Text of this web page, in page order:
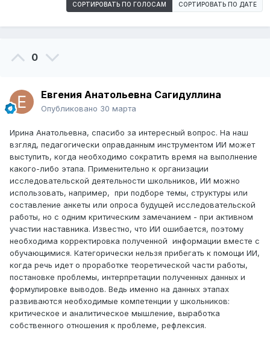
СОРТИРОВАТЬ ПО ГОЛОСАМ СОРТИРОВАТЬ ПО ДАТЕ
0
Евгения Анатольевна Сагидуллина
Опубликовано 30 марта
Ирина Анатольевна, спасибо за интересный вопрос. На наш
взгляд, педагогически оправданным инструментом ИИ может
выступить, когда необходимо сократить время на выполнение
какого-либо этапа. Применительно к организации
исследовательской деятельности школьников, ИИ можно
использовать, например, при подборе темы, структуры или
составление анкеты или опроса будущей исследовательской
работы, но с одним критическим замечанием - при активном
участии наставника. Известно, что ИИ ошибается, поэтому
необходима корректировка полученной информации вместе с
обучающимися. Категорически нельзя прибегать к помощи ИИ,
когда речь идет о проработке теоретической части работы,
постановке проблемы, интерпретации полученных данных и
формулировке выводов. Ведь именно на данных этапах
развиваются необходимые компетенции у школьников:
критическое и аналитическое мышление, выработка
собственного отношения к проблеме, рефлексия.